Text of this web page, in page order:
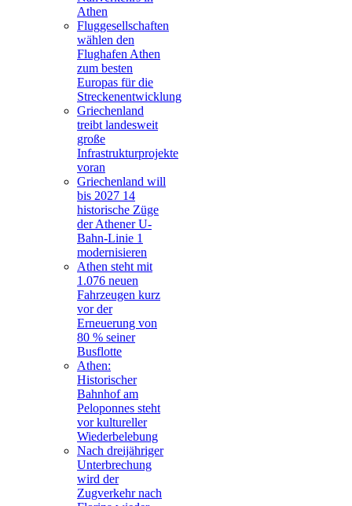
Athen
Fluggesellschaften
wählen den
Flughafen Athen
zum besten
Europas für die
Streckenentwicklung
Griechenland
treibt landesweit
große
Infrastrukturprojekte
voran
Griechenland will
bis 2027 14
historische Züge
der Athener U-
Bahn-Linie 1
modernisieren
Athen steht mit
1.076 neuen
Fahrzeugen kurz
vor der
Erneuerung von
80 % seiner
Busflotte
Athen:
Historischer
Bahnhof am
Peloponnes steht
vor kultureller
Wiederbelebung
Nach dreijähriger
Unterbrechung
wird der
Zugverkehr nach